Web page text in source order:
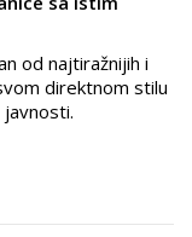
od najtiražnijih i
direktnom stilu